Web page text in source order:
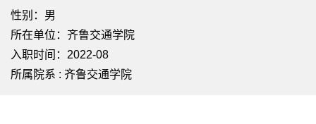
性别：男
所在单位：齐鲁交通学院
入职时间：2022-08
所属院系 : 齐鲁交通学院